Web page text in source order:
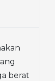
berat